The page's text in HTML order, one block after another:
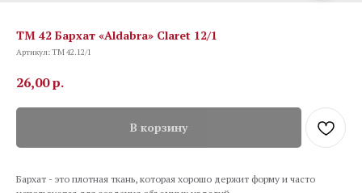
TM 42 Бархат «Aldabra» Claret 12/1
Артикул:TM 42.12/1
26,00р.
В корзину
Бархат - это плотная ткань, которая хорошо держит форму и часто